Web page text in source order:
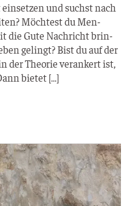
und suchst nach
Möch­test du Men­
die Gute Nach­richt brin­
gelingt? Bist du auf der
der Theo­rie ver­an­kert ist,
bietet […]